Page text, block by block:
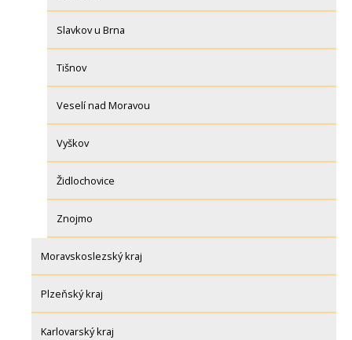
Slavkov u Brna
Tišnov
Veselí nad Moravou
Vyškov
Židlochovice
Znojmo
Moravskoslezský kraj
Plzeňský kraj
Karlovarský kraj